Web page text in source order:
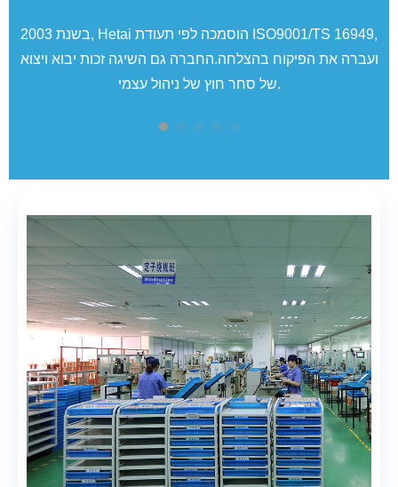
בשנת 2003, Hetai הוסמכה לפי תעודת ISO9001/TS 16949,
ועברה את הפיקוח בהצלחה.החברה גם השיגה זכות יבוא ויצוא
של סחר חוץ של ניהול עצמי.